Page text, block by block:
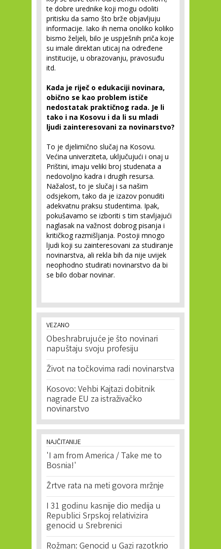
te dobre urednike koji mogu odoliti
pritisku da samo što brže objavljuju
informacije. Iako ih nema onoliko koliko
bismo željeli, bilo je uspješnih priča koje
su imale direktan uticaj na određene
institucije, u obrazovanju, pravosuđu
itd.
Kada je riječ o edukaciji novinara,
obično se kao problem ističe
nedostatak praktičnog rada. Je li
tako i na Kosovu i da li su mladi
ljudi zainteresovani za novinarstvo?
To je djelimično slučaj na Kosovu.
Većina univerziteta, uključujući i onaj u
Prištini, imaju veliki broj studenata a
nedovoljno kadra i drugih resursa.
Nažalost, to je slučaj i sa našim
odsjekom, tako da je izazov ponuditi
adekvatnu praksu studentima. Ipak,
pokušavamo se izboriti s tim stavljajući
naglasak na važnost dobrog pisanja i
kritičkog razmišljanja. Postoji mnogo
ljudi koji su zainteresovani za studiranje
novinarstva, ali rekla bih da nije uvijek
neophodno studirati novinarstvo da bi
se bilo dobar novinar.
VEZANO
Obeshrabrujuće je što novinari
napuštaju svoju profesiju
Život na točkovima radi novinarstva
Kosovo: Vehbi Kajtazi dobitnik
nagrade EU za istraživačko
novinarstvo
NAJČITANIJE
'I am from America / Take me to
Bosnia!'
Žrtve rata na meti govora mržnje
I 31 godinu kasnije dio medija u
Republici Srpskoj relativizira
genocid u Srebrenici